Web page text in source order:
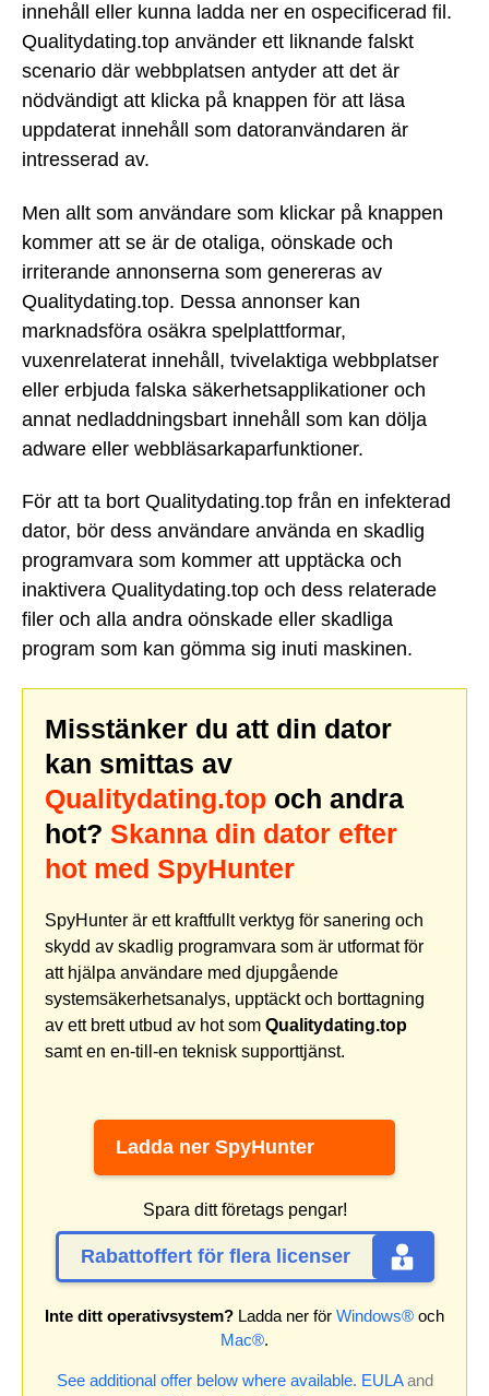
innehåll eller kunna ladda ner en ospecificerad fil.
Qualitydating.top använder ett liknande falskt
scenario där webbplatsen antyder att det är
nödvändigt att klicka på knappen för att läsa
uppdaterat innehåll som datoranvändaren är
intresserad av.
Men allt som användare som klickar på knappen
kommer att se är de otaliga, oönskade och
irriterande annonserna som genereras av
Qualitydating.top. Dessa annonser kan
marknadsföra osäkra spelplattformar,
vuxenrelaterat innehåll, tvivelaktiga webbplatser
eller erbjuda falska säkerhetsapplikationer och
annat nedladdningsbart innehåll som kan dölja
adware eller webbläsarkaparfunktioner.
För att ta bort Qualitydating.top från en infekterad
dator, bör dess användare använda en skadlig
programvara som kommer att upptäcka och
inaktivera Qualitydating.top och dess relaterade
filer och alla andra oönskade eller skadliga
program som kan gömma sig inuti maskinen.
Misstänker du att din dator
kan smittas av
Qualitydating.top och andra
hot? Skanna din dator efter
hot med SpyHunter
SpyHunter är ett kraftfullt verktyg för sanering och
skydd av skadlig programvara som är utformat för
att hjälpa användare med djupgående
systemsäkerhetsanalys, upptäckt och borttagning
av ett brett utbud av hot som Qualitydating.top
samt en en-till-en teknisk supporttjänst.
Ladda ner SpyHunter
Spara ditt företags pengar!
Rabattoffert för flera licenser
Inte ditt operativsystem? Ladda ner för Windows® och
Mac®.
See additional offer below where available. EULAand